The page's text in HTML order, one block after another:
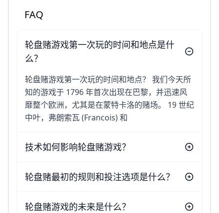
FAQ
轮盘赌游戏第一次玩的时间和地点是什
么？
轮盘赌游戏第一次玩的时间和地点？ 我们今天所
知的游戏于 1796 年首次出现在巴黎，并迅速风
靡整个欧洲，尤其是在蒙特卡洛的赌场。 19 世纪
中叶，弗朗索瓦 (Francois) 和
技术如何影响轮盘赌游戏？
轮盘赌最初的规则和投注选项是什么？
轮盘赌游戏的未来是什么？